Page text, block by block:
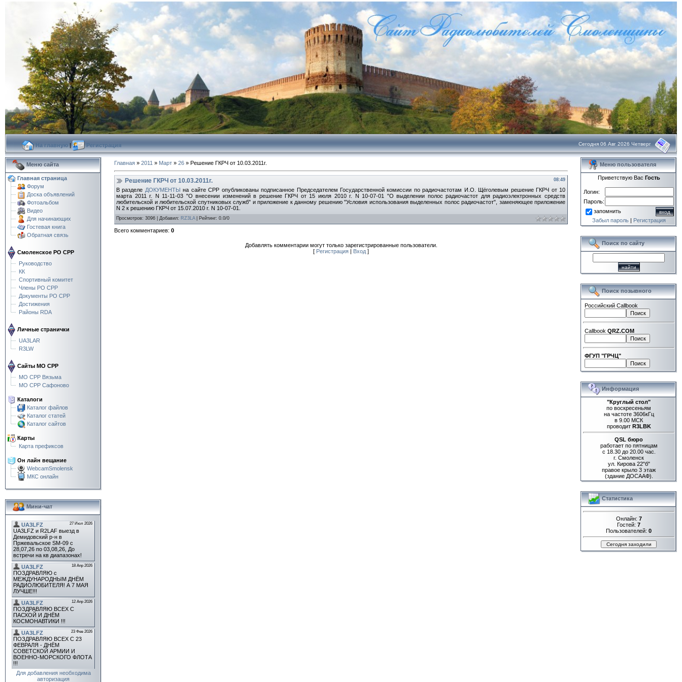
На главную| Регистрация Сегодня 06 Авг 2026 Четверг
Меню сайта
Главная страница
Форум
Доска объявлений
Фотоальбом
Видео
Для начинающих
Гостевая книга
Обратная связь
Смоленское РО СРР
Руководство
КК
Спортивный комитет
Члены РО СРР
Документы РО СРР
Достижения
Районы RDA
Личные странички
UA3LAR
R3LW
Сайты МО СРР
МО СРР Вязьма
МО СРР Сафоново
Каталоги
Каталог файлов
Каталог статей
Каталог сайтов
Карты
Карта префиксов
Он лайн вещание
WebcamSmolensk
МКС онлайн
Мини-чат
Для добавления необходима
авторизация
Главная » 2011 » Март » 26 » Решение ГКРЧ от 10.03.2011г.
08:49
Решение ГКРЧ от 10.03.2011г.
В разделе ДОКУМЕНТЫ на сайте СРР опубликованы подписанное Председателем Государственной комиссии по радиочастотам И.О. Щёголевым решение ГКРЧ от 10
марта 2011 г. N 11-11-03 "О внесении изменений в решение ГКРЧ от 15 июля 2010 г. N 10-07-01 "О выделении полос радиочастот для радиоэлектронных средств
любительской и любительской спутниковых служб" и приложение к данному решению "Условия использования выделенных полос радиочастот", заменяющее приложение
N 2 к решению ГКРЧ от 15.07.2010 г. N 10-07-01.
Просмотров: 3096 Добавил: RZ3LA Рейтинг: 0.0/0
Всего комментариев: 0
Добавлять комментарии могут только зарегистрированные пользователи.
[ Регистрация | Вход ]
Меню пользователя
Приветствую Вас Гость
Логин:
Пароль:
запомнить
Забыл пароль| Регистрация
Поиск по сайту
Поиск позывного
Российский Callbook
Callbook QRZ.COM
ФГУП "ГРЧЦ"
Информация
"Круглый стол"
по воскресеньям
на частоте 3606кГц
в 9.00 МСК
проводит R3LBK
QSL бюро
работает по пятницам
с 18.30 до 20.00 час.
г. Смоленск
ул. Кирова 22"б"
правое крыло 3 этаж
(здание ДОСААФ).
Статистика
Онлайн: 7
Гостей: 7
Пользователей: 0